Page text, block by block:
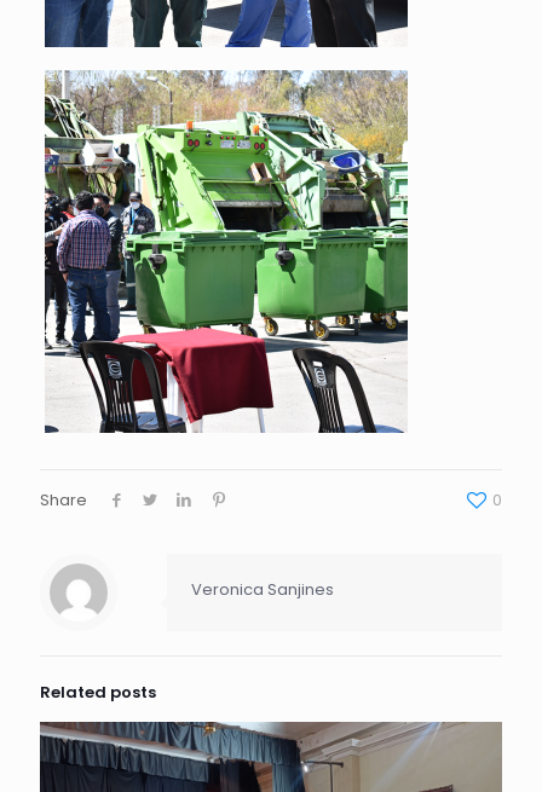
Share 0
Veronica Sanjines
Related posts